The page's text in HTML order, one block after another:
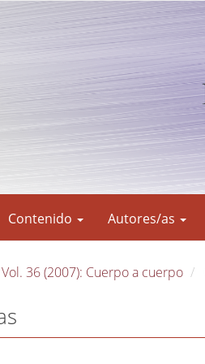
Contenido Autores/as
Vol. 36 (2007): Cuerpo a cuerpo